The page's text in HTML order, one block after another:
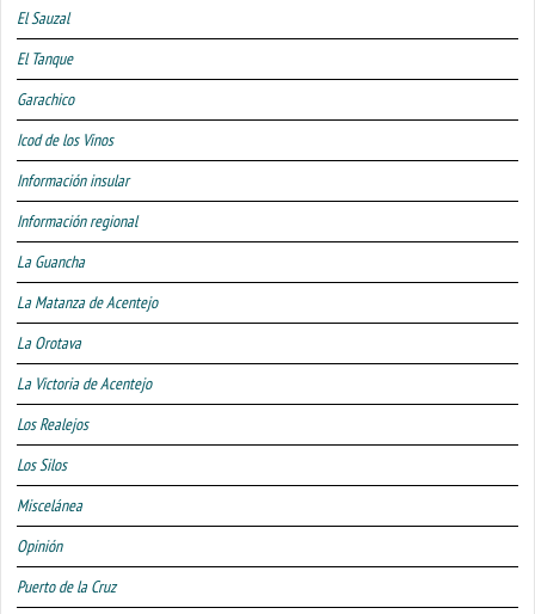
El Sauzal
El Tanque
Garachico
Icod de los Vinos
Información insular
Información regional
La Guancha
La Matanza de Acentejo
La Orotava
La Victoria de Acentejo
Los Realejos
Los Silos
Miscelánea
Opinión
Puerto de la Cruz